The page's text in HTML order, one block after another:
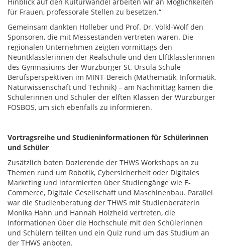
für Frauen, professorale Stellen zu besetzen.“
Gemeinsam dankten Holleber und Prof. Dr. Völkl-Wolf den
Sponsoren, die mit Messeständen vertreten waren. Die
regionalen Unternehmen zeigten vormittags den
Neuntklässlerinnen der Realschule und den Elftklässlerinnen
des Gymnasiums der Würzburger St. Ursula Schule
Berufsperspektiven im MINT-Bereich (Mathematik, Informatik,
Naturwissenschaft und Technik) – am Nachmittag kamen die
Schülerinnen und Schüler der elften Klassen der Würzburger
FOSBOS, um sich ebenfalls zu informieren.
Vortragsreihe und Studieninformationen für Schülerinnen
und Schüler
Zusätzlich boten Dozierende der THWS Workshops an zu
Themen rund um Robotik, Cybersicherheit oder Digitales
Marketing und informierten über Studiengänge wie E-
Commerce, Digitale Gesellschaft und Maschinenbau. Parallel
war die Studienberatung der THWS mit Studienberaterin
Monika Hahn und Hannah Holzheid vertreten, die
Informationen über die Hochschule mit den Schülerinnen
und Schülern teilten und ein Quiz rund um das Studium an
der THWS anboten.